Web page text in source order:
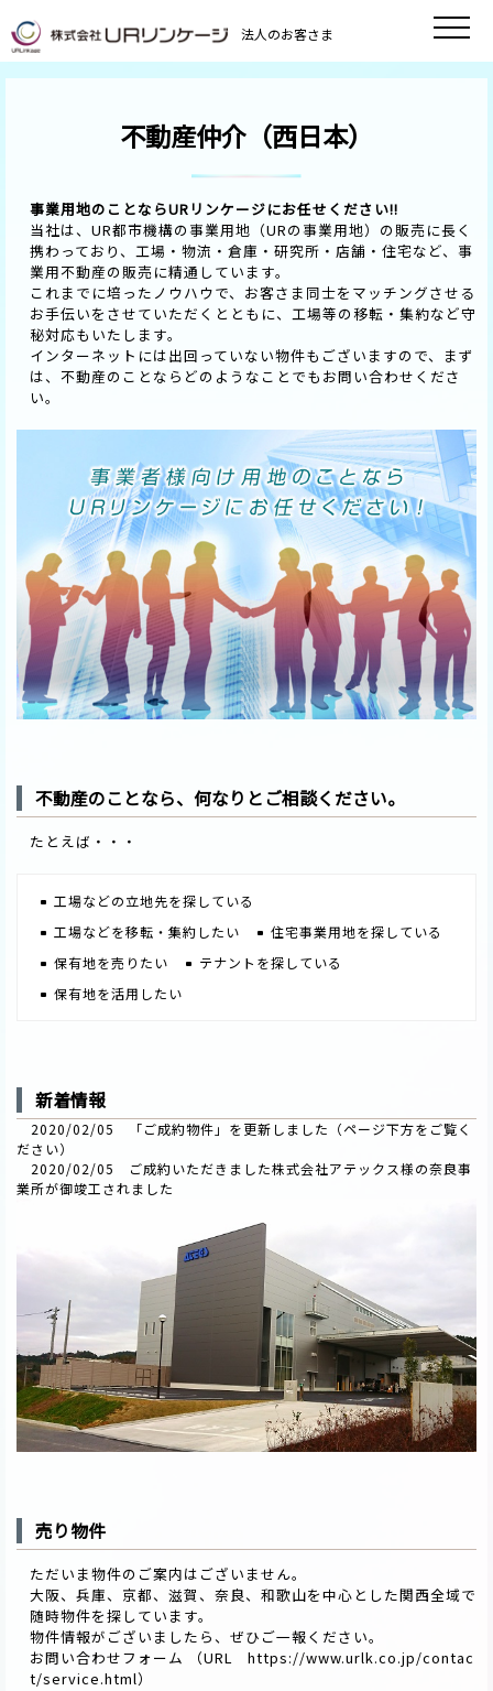
法人のお客さま
不動産仲介（西日本）
事業用地のことならURリンケージにお任せください!!
当社は、UR都市機構の事業用地（URの事業用地）の販売に長く
携わっており、工場・物流・倉庫・研究所・店舗・住宅など、事
業用不動産の販売に精通しています。
これまでに培ったノウハウで、お客さま同士をマッチングさせる
お手伝いをさせていただくとともに、工場等の移転・集約など守
秘対応もいたします。
インターネットには出回っていない物件もございますので、まず
は、不動産のことならどのようなことでもお問い合わせくださ
い。
不動産のことなら、何なりとご相談ください。
たとえば・・・
工場などの立地先を探している
工場などを移転・集約したい
住宅事業用地を探している
保有地を売りたい
テナントを探している
保有地を活用したい
新着情報
2020/02/05 「ご成約物件」を更新しました（ページ下方をご覧く
ださい）
2020/02/05 ご成約いただきました株式会社アテックス様の奈良事
業所が御竣工されました
売り物件
ただいま物件のご案内はございません。
大阪、兵庫、京都、滋賀、奈良、和歌山を中心とした関西全域で
随時物件を探しています。
物件情報がございましたら、ぜひご一報ください。
お問い合わせフォーム （URL https://www.urlk.co.jp/contac
t/service.html）